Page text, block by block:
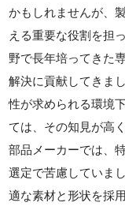
かもしれませんが、
える重要な役割を担
野で長年培ってきた
解決に貢献してきま
性が求められる環境
ては、その知見が高
部品メーカーでは、
選定で苦慮していま
適な素材と形状を採